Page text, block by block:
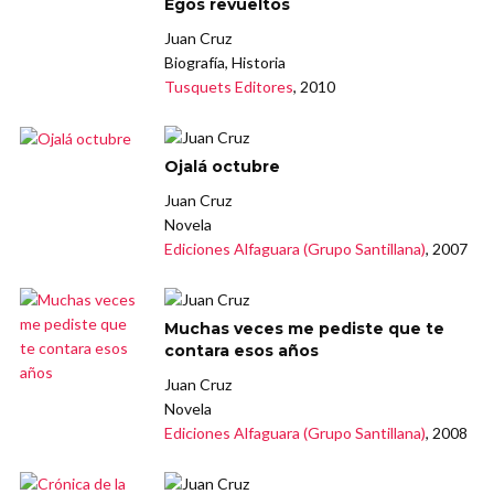
Egos revueltos
Juan Cruz
Biografía, Historia
Tusquets Editores, 2010
Ojalá octubre
Juan Cruz
Novela
Ediciones Alfaguara (Grupo Santillana), 2007
Muchas veces me pediste que te
contara esos años
Juan Cruz
Novela
Ediciones Alfaguara (Grupo Santillana), 2008